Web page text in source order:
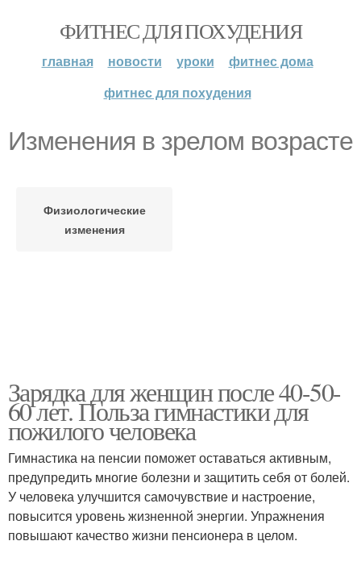
ФИТНЕС ДЛЯ ПОХУДЕНИЯ
главная новости уроки
фитнес дома
фитнес для похудения
Изменения в зрелом возрасте
Физиологические
изменения
Зарядка для женщин после 40-50-
60 лет. Польза гимнастики для
пожилого человека
Гимнастика на пенсии поможет оставаться активным,
предупредить многие болезни и защитить себя от болей.
У человека улучшится самочувствие и настроение,
повысится уровень жизненной энергии. Упражнения
повышают качество жизни пенсионера в целом.